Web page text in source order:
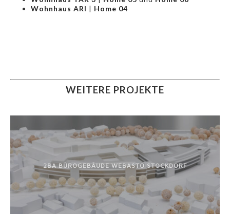
Wohnhaus ARI | Home 04
WEITERE PROJEKTE
2BA BÜROGEBÄUDE WEBASTO STOCKDORF